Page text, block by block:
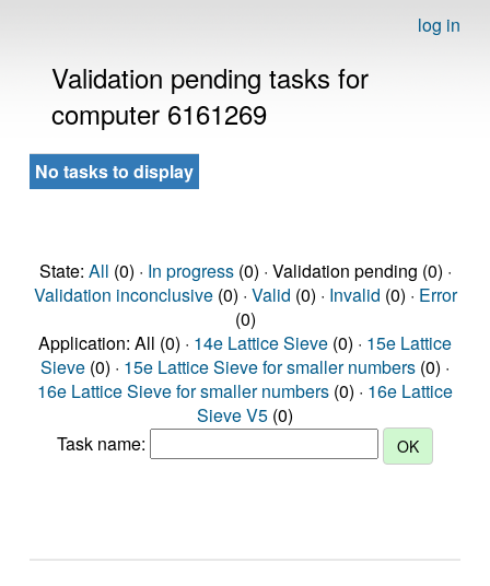
log in
Validation pending tasks for
computer 6161269
No tasks to display
State: All (0) · In progress(0) · Validation pending (0) ·
Validation inconclusive(0) · Valid (0) · Invalid (0) · Error
(0)
Application: All (0) · 14e Lattice Sieve (0) · 15e Lattice
Sieve (0) · 15e Lattice Sieve for smaller numbers (0) ·
16e Lattice Sieve for smaller numbers (0) · 16e Lattice
Sieve V5 (0)
Task name: